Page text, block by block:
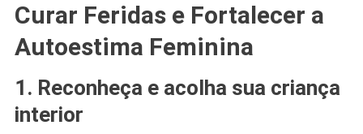
Curar Feridas e Fortalecer a
Autoestima Feminina
1. Reconheça e acolha sua criança
interior